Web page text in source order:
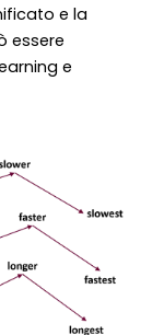
e la
essere
e